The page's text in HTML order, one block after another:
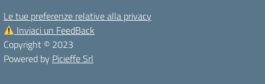
Le tue preferenze relative alla privacy
Inviaci un FeedBack
Copyright © 2023
Powered by Picieffe Srl